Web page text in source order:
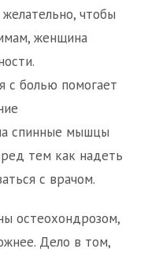
чтобы
женщина
с болью помогает
спинные мышцы
тем как надеть
с врачом.
остеохондрозом,
Дело в том,